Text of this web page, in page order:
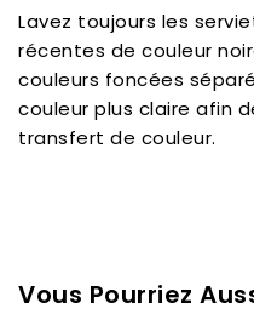
Lavez toujours les
récentes de couleur
couleurs foncées
couleur plus claire afin
transfert de couleur.
Vous Pourriez